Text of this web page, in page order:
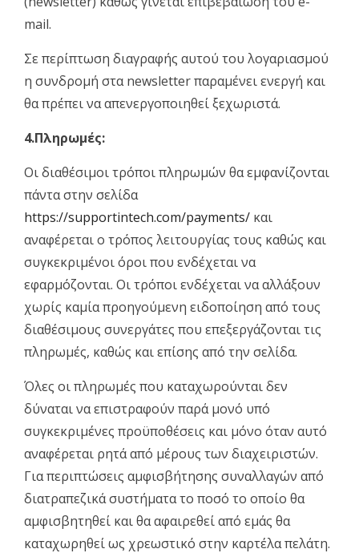
mail.
Σε περίπτωση διαγραφής αυτού του λογαριασμού
η συνδρομή στα newsletter παραμένει ενεργή και
θα πρέπει να απενεργοποιηθεί ξεχωριστά.
4.Πληρωμές:
Οι διαθέσιμοι τρόποι πληρωμών θα εμφανίζονται
πάντα στην σελίδα
https://supportintech.com/payments/ και
αναφέρεται ο τρόπος λειτουργίας τους καθώς και
συγκεκριμένοι όροι που ενδέχεται να
εφαρμόζονται. Οι τρόποι ενδέχεται να αλλάξουν
χωρίς καμία προηγούμενη ειδοποίηση από τους
διαθέσιμους συνεργάτες που επεξεργάζονται τις
πληρωμές, καθώς και επίσης από την σελίδα.
Όλες οι πληρωμές που καταχωρούνται δεν
δύναται να επιστραφούν παρά μονό υπό
συγκεκριμένες προϋποθέσεις και μόνο όταν αυτό
αναφέρεται ρητά από μέρους των διαχειριστών.
Για περιπτώσεις αμφισβήτησης συναλλαγών από
διατραπεζικά συστήματα το ποσό το οποίο θα
αμφισβητηθεί και θα αφαιρεθεί από εμάς θα
καταχωρηθεί ως χρεωστικό στην καρτέλα πελάτη.